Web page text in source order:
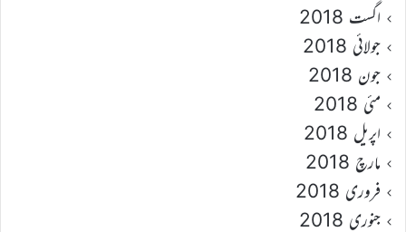
اگست 2018
جولائی 2018
جون 2018
مئی 2018
اپریل 2018
مارچ 2018
فروری 2018
جنوری 2018